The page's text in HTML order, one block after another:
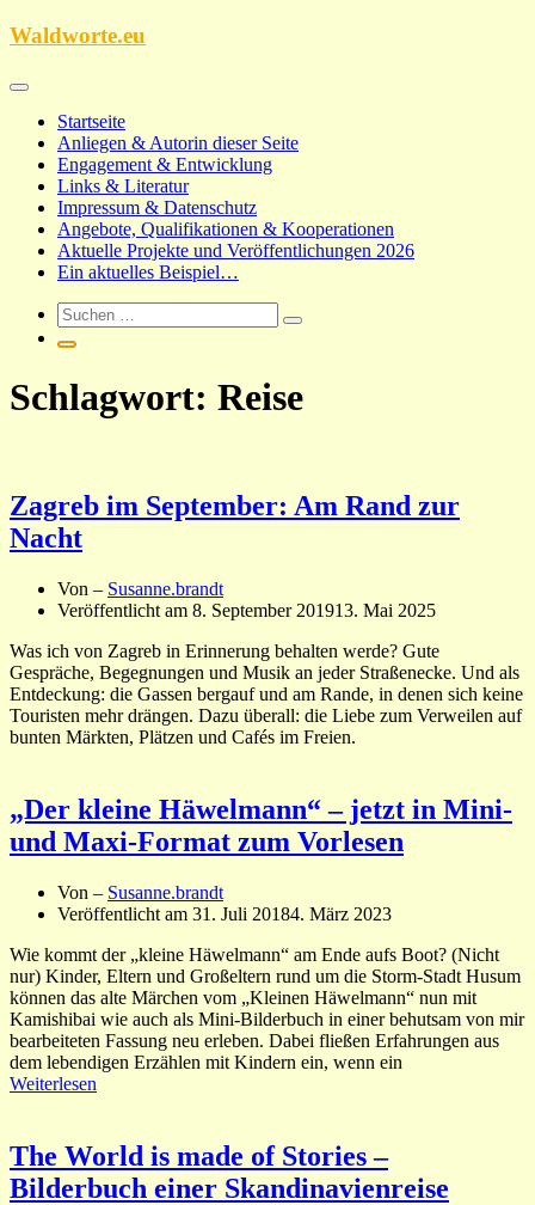
Zum
Waldworte.eu
Startseite
Anliegen & Autorin dieser Seite
Engagement & Entwicklung
Links & Literatur
Impressum & Datenschutz
Angebote, Qualifikationen & Kooperationen
Aktuelle Projekte und Veröffentlichungen 2026
Ein aktuelles Beispiel…
Schlagwort: Reise
Zagreb im September: Am Rand zur
Nacht
Von – Susanne.brandt
Veröffentlicht am 8. September 201913. Mai 2025
Was ich von Zagreb in Erinnerung behalten werde? Gute
Gespräche, Begegnungen und Musik an jeder Straßenecke. Und als
Entdeckung: die Gassen bergauf und am Rande, in denen sich keine
Touristen mehr drängen. Dazu überall: die Liebe zum Verweilen auf
bunten Märkten, Plätzen und Cafés im Freien.
„Der kleine Häwelmann“ – jetzt in Mini-
und Maxi-Format zum Vorlesen
Von – Susanne.brandt
Veröffentlicht am 31. Juli 20184. März 2023
Wie kommt der „kleine Häwelmann“ am Ende aufs Boot? (Nicht
nur) Kinder, Eltern und Großeltern rund um die Storm-Stadt Husum
können das alte Märchen vom „Kleinen Häwelmann“ nun mit
Kamishibai wie auch als Mini-Bilderbuch in einer behutsam von mir
bearbeiteten Fassung neu erleben. Dabei fließen Erfahrungen aus
dem lebendigen Erzählen mit Kindern ein, wenn ein
Weiterlesen
The World is made of Stories –
Bilderbuch einer Skandinavienreise